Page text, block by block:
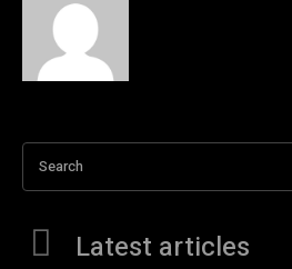
Search
Latest articles